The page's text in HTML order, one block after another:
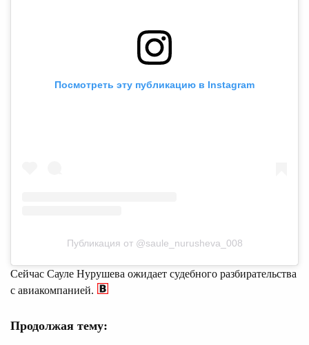
Посмотреть эту публикацию в Instagram
Публикация от @saule_nurusheva_008
Сейчас Сауле Нурушева ожидает судебного разбирательства
с авиакомпанией.
Продолжая тему: